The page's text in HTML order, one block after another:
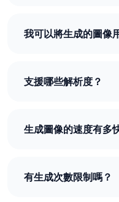
理解、人體結構和文字
我可以將生成的圖像
支援哪些解析度？
生成圖像的速度有多
內即可生成。
有生成次數限制嗎？